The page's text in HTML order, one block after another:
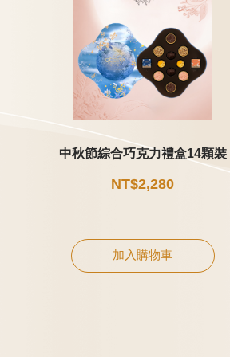
中秋節綜合巧克力禮盒14顆裝
NT$2,280
加入購物車